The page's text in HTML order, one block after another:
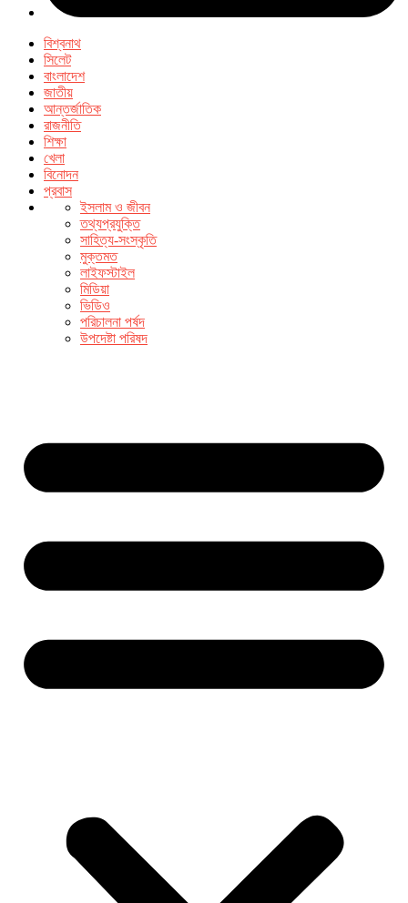
বিশ্বনাথ
সিলেট
বাংলাদেশ
জাতীয়
আন্তর্জাতিক
রাজনীতি
শিক্ষা
খেলা
বিনোদন
প্রবাস
ইসলাম ও জীবন
তথ্যপ্রযুক্তি
সাহিত্য-সংস্কৃতি
মুক্তমত
লাইফস্টাইল
মিডিয়া
ভিডিও
পরিচালনা পর্ষদ
উপদেষ্টা পরিষদ